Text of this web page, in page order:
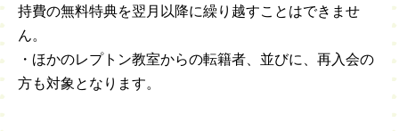
持費の無料特典を翌月以降に繰り越すことはできませ
ん。
・ほかのレプトン教室からの転籍者、並びに、再入会の
方も対象となります。